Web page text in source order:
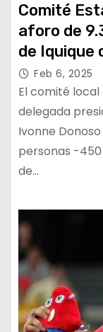
Comité
aforo de
de Iquique
Feb 6, 2025
El comité local
delegada
Ivonne
personas -
de…